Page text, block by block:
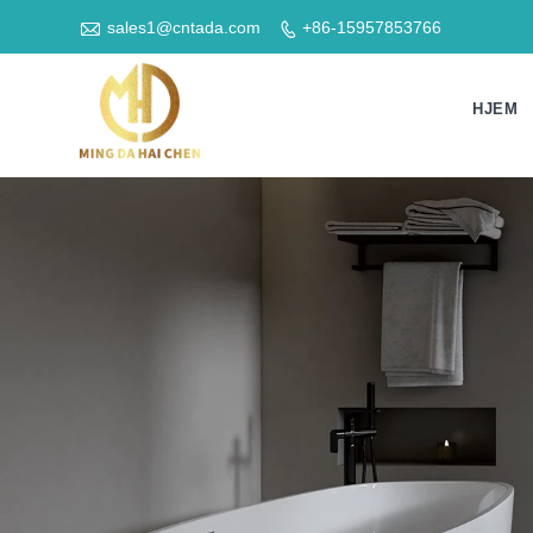
 sales1@cntada.com  +86-15957853766
HJEM